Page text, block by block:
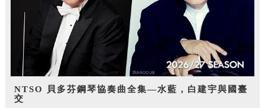
NTSO 貝多芬鋼琴協奏曲全集—水藍，白建宇與國臺
交